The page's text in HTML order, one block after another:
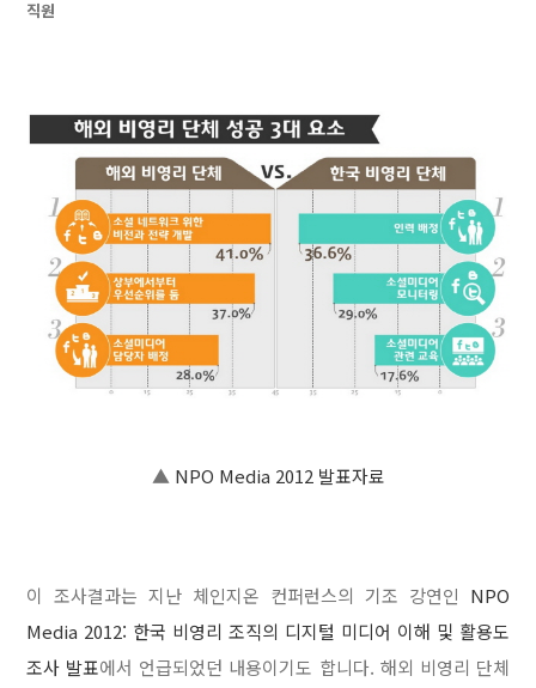
직원
▲ NPO Media 2012 발표자료
이 조사결과는 지난 체인지온 컨퍼런스의 기조 강연인 NPO
Media 2012: 한국 비영리 조직의 디지털 미디어 이해 및 활용도
조사 발표에서 언급되었던 내용이기도 합니다. 해외 비영리 단체